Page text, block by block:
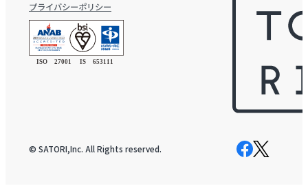
プライバシーポリシー
© SATORI,Inc. All Rights reserved.